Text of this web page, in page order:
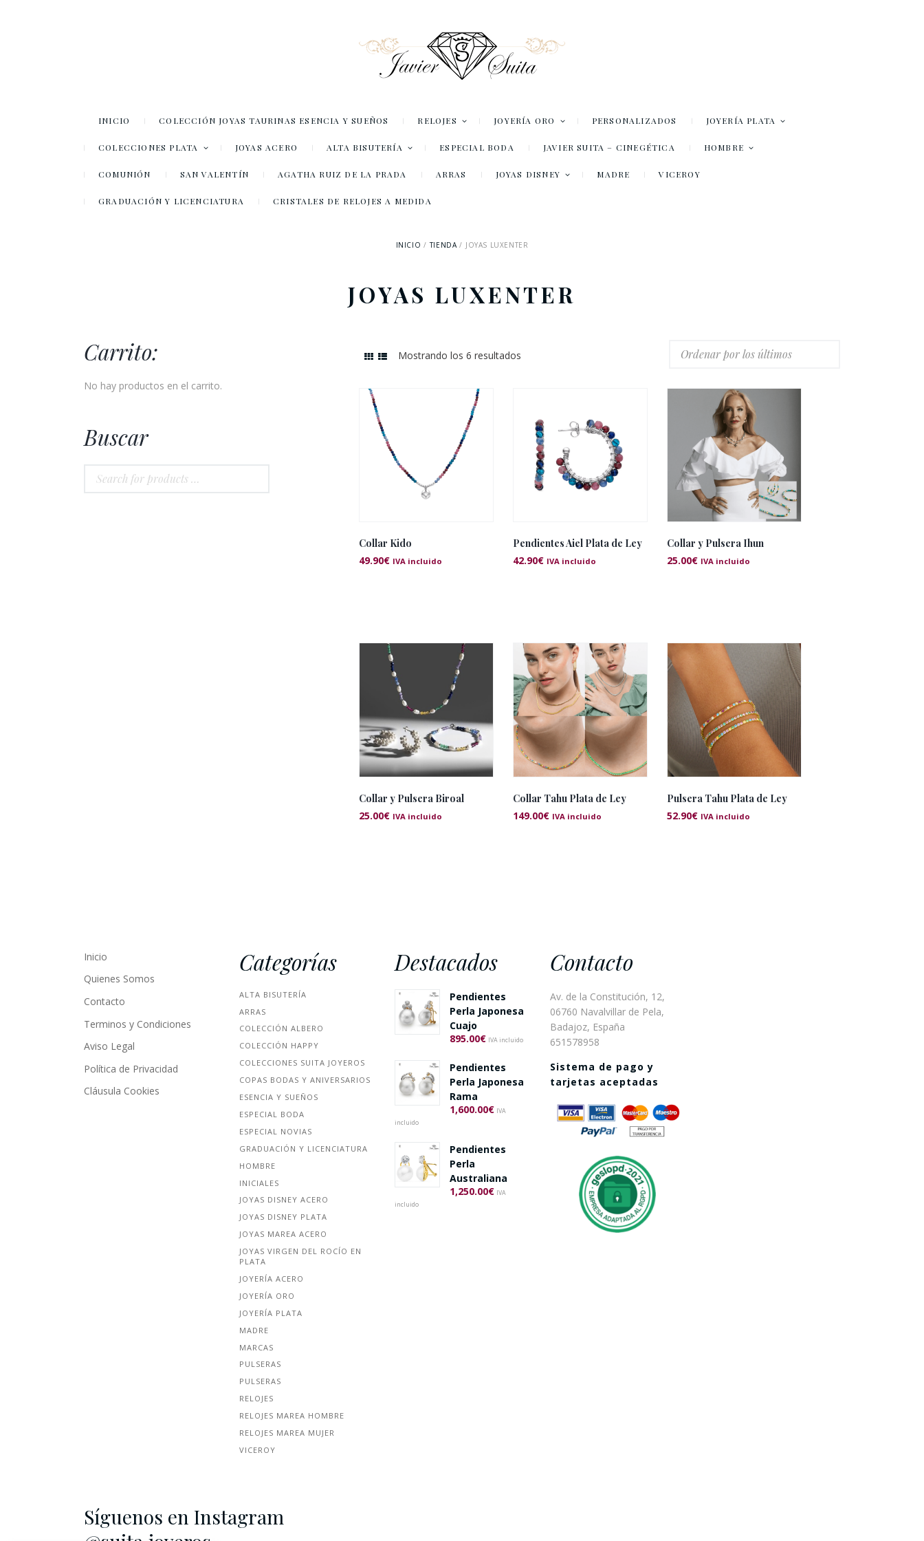
INICIO COLECCIÓN JOYAS TAURINAS ESENCIA Y SUEÑOS RELOJES JOYERÍA ORO PERSONALIZADOS JOYERÍA PLATA
COLECCIONES PLATA JOYAS ACERO ALTA BISUTERÍA ESPECIAL BODA JAVIER SUITA – CINEGÉTICA HOMBRE
COMUNIÓN SAN VALENTÍN AGATHA RUIZ DE LA PRADA ARRAS JOYAS DISNEY MADRE VICEROY
GRADUACIÓN Y LICENCIATURA CRISTALES DE RELOJES A MEDIDA
INICIO TIENDA JOYAS LUXENTER
JOYAS LUXENTER
Mostrando los 6 resultados
Collar Kido
49.90€ IVA incluido
Pendientes Aiel Plata de Ley
42.90€ IVA incluido
Collar y Pulsera Ihun
25.00€ IVA incluido
Collar y Pulsera Biroal
25.00€ IVA incluido
Collar Tahu Plata de Ley
149.00€ IVA incluido
Pulsera Tahu Plata de Ley
52.90€ IVA incluido
Carrito:
No hay productos en el carrito.
Buscar
Inicio
Quienes Somos
Contacto
Terminos y Condiciones
Aviso Legal
Política de Privacidad
Cláusula Cookies
Categorías
ALTA BISUTERÍA
ARRAS
COLECCIÓN ALBERO
COLECCIÓN HAPPY
COLECCIONES SUITA JOYEROS
COPAS BODAS Y ANIVERSARIOS
ESENCIA Y SUEÑOS
ESPECIAL BODA
ESPECIAL NOVIAS
GRADUACIÓN Y LICENCIATURA
HOMBRE
INICIALES
JOYAS DISNEY ACERO
JOYAS DISNEY PLATA
JOYAS MAREA ACERO
JOYAS VIRGEN DEL ROCÍO EN
PLATA
JOYERÍA ACERO
JOYERÍA ORO
JOYERÍA PLATA
MADRE
MARCAS
PULSERAS
PULSERAS
RELOJES
RELOJES MAREA HOMBRE
RELOJES MAREA MUJER
VICEROY
Destacados
Pendientes
Perla Japonesa
Cuajo
895.00€ IVA incluido
Pendientes
Perla Japonesa
Rama
1,600.00€ IVA
incluido
Pendientes
Perla
Australiana
1,250.00€ IVA
incluido
Contacto
Av. de la Constitución, 12,
06760 Navalvillar de Pela,
Badajoz, España
651578958
Sistema de pago y
tarjetas aceptadas
Síguenos en Instagram